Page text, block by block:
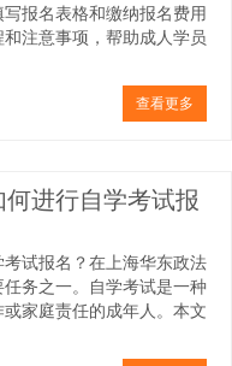
报名表格和缴纳报名费用
注意事项，帮助成人学员
查看更多
进行自学考试报
试报名？在上海华东政法
务之一。自学考试是一种
家庭责任的成年人。本文